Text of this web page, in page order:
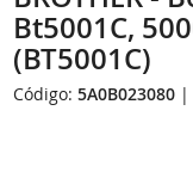
Bt5001C,
(BT5001C)
Código:5A0B023080 |